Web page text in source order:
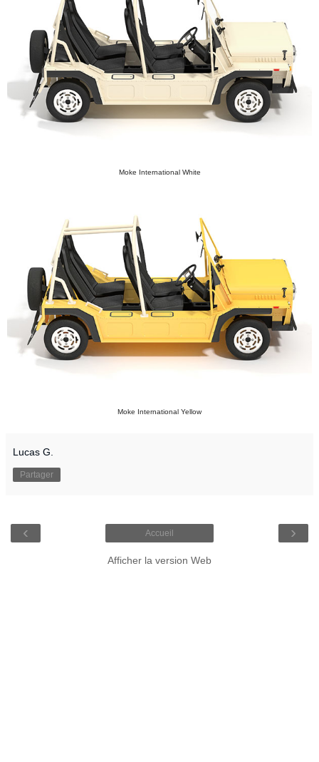
Moke International White
Moke International Yellow
Lucas G.
Partager
‹ ›
Accueil
Afficher la version Web